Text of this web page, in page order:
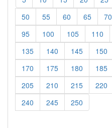
50
55 60 65 70
95
100 105 110
135
140 145 150
170
175 180 185
205
210 215 220
240
245 250